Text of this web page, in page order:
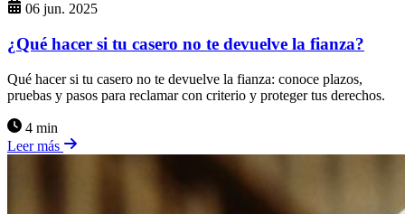
06 jun. 2025
¿Qué hacer si tu casero no te devuelve la fianza?
Qué hacer si tu casero no te devuelve la fianza: conoce plazos,
pruebas y pasos para reclamar con criterio y proteger tus derechos.
4 min
Leer más